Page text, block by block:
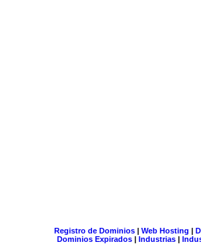
Registro de Dominios| Web Hosting |
Dominios Expirados | Industrias |